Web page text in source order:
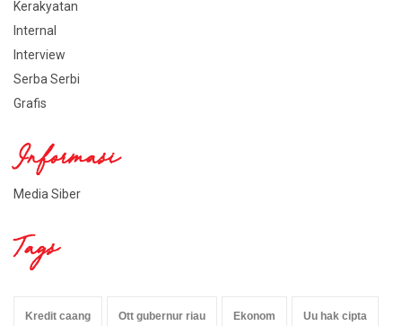
Kerakyatan
Internal
Interview
Serba Serbi
Grafis
Informasi
Media Siber
Tags
Kredit caang Ott gubernur riau Ekonom Uu hak cipta